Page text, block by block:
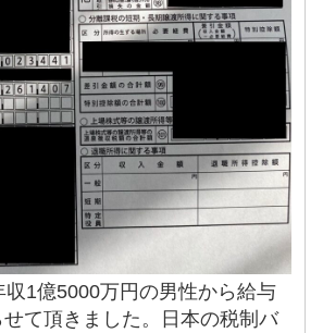
収1億5000万円の男性から給与
て頂きました。日本の税制バ